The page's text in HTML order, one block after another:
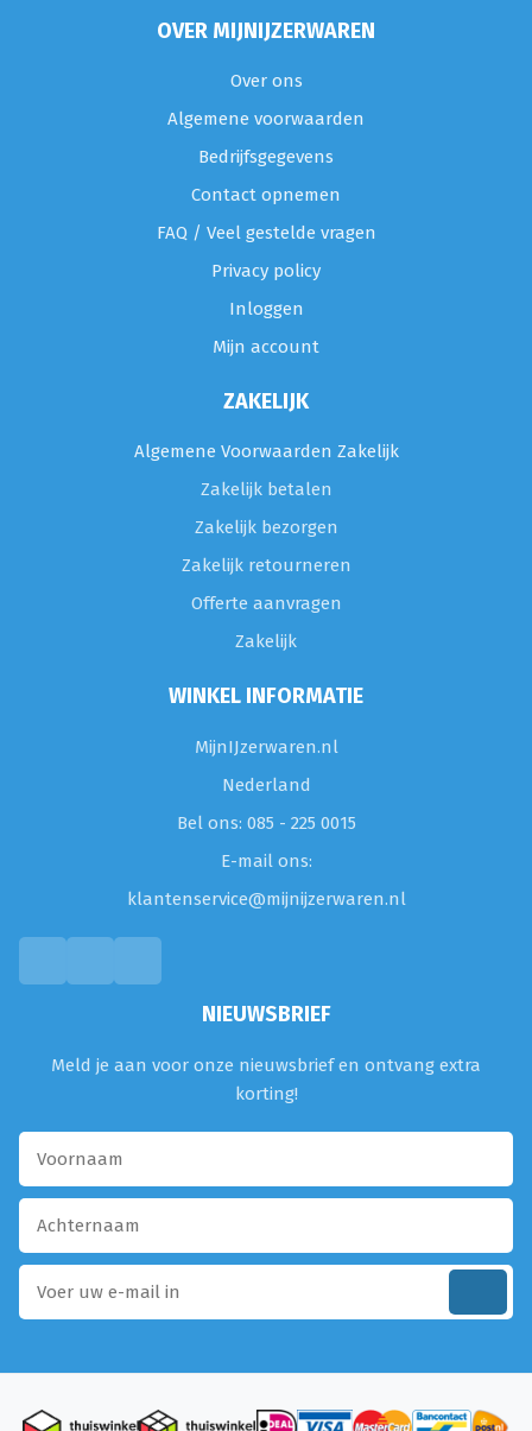
OVER MIJNIJZERWAREN
Over ons
Algemene voorwaarden
Bedrijfsgegevens
Contact opnemen
FAQ / Veel gestelde vragen
Privacy policy
Inloggen
Mijn account
ZAKELIJK
Algemene Voorwaarden Zakelijk
Zakelijk betalen
Zakelijk bezorgen
Zakelijk retourneren
Offerte aanvragen
Zakelijk
WINKEL INFORMATIE
MijnIJzerwaren.nl
Nederland
Bel ons: 085 - 225 0015
E-mail ons:
klantenservice@mijnijzerwaren.nl
NIEUWSBRIEF
Meld je aan voor onze nieuwsbrief en ontvang extra
korting!